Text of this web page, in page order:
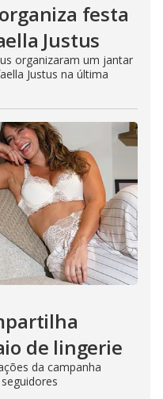
festa
Justus
organizaram um jantar
Justus na última
de lingerie
da campanha